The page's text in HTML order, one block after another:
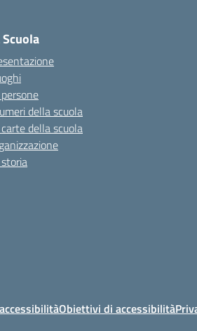
Scuola
della scuola
della scuola
Obiettivi di accessibilità